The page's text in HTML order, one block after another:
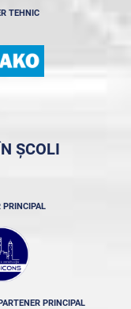
TEHNIC
ȘCOLI
PRINCIPAL
PRINCIPAL